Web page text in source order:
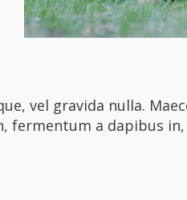
vel gravida nulla.
fermentum a dapibus